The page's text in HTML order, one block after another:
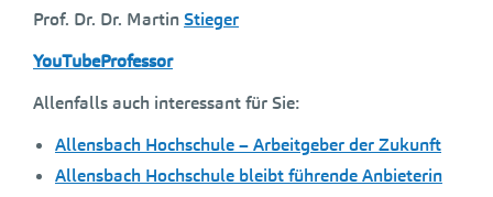
Prof. Dr. Dr. Martin Stieger
YouTubeProfessor
Allenfalls auch interessant für Sie:
Allensbach Hochschule – Arbeitgeber der Zukunft
Allensbach Hochschule bleibt führende Anbieterin